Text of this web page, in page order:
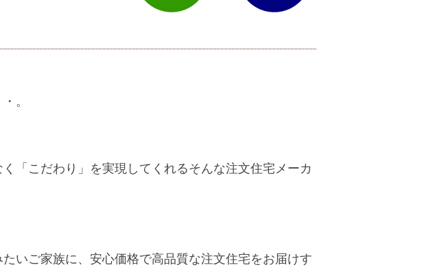
。
「こだわり」を実現してくれるそんな注文住宅メーカ
いご家族に、安心価格で高品質な注文住宅をお届けす